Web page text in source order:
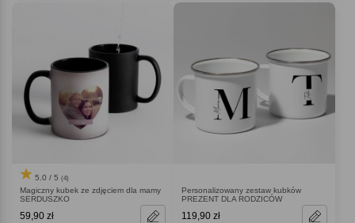
5.0 / 5 (4)
Magiczny kubek ze zdjęciem dla mamy
SERDUSZKO
59,90 zł
Personalizowany zestaw kubków
PREZENT DLA RODZICÓW
119,90 zł